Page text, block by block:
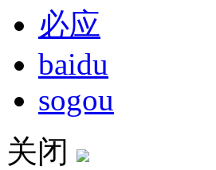
必应
baidu
sogou
关闭